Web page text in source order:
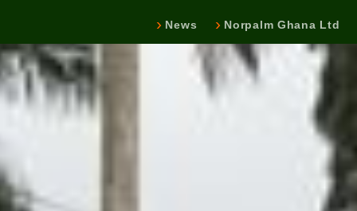
News Norpalm Ghana Ltd